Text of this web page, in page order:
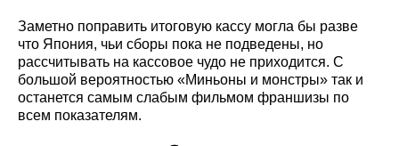
Заметно поправить итоговую кассу могла бы разве
что Япония, чьи сборы пока не подведены, но
рассчитывать на кассовое чудо не приходится. С
большой вероятностью «Миньоны и монстры» так и
останется самым слабым фильмом франшизы по
всем показателям.